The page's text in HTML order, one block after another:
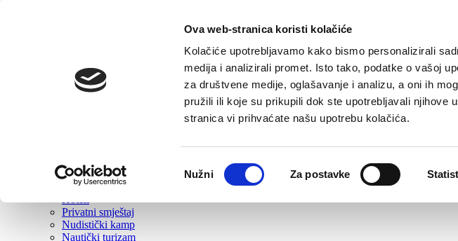
Ova web-stranica koristi kolačiće
Kolačiće upotrebljavamo kako bismo personalizirali
medija i analizirali promet. Isto tako, podatke o vašoj
za društvene medije, oglašavanje i analizu, a oni ih
pružili ili koje su prikupili dok ste upotrebljavali njihove
stranica vi prihvaćate našu upotrebu kolačića.
pristanka
Nužni Za postavke
Što posjetiti
Gastro ponuda
Suveniri i suvenirnice
Privatni smještaj
Nudistički kamp
Nautički turizam